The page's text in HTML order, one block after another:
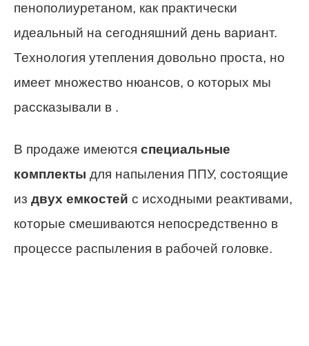
пенополиуретаном, как практически
идеальный на сегодняшний день вариант.
Технология утепления довольно проста, но
имеет множество нюансов, о которых мы
рассказывали в .
В продаже имеются специальные
комплекты для напыления ППУ, состоящие
из двух емкостей с исходными реактивами,
которые смешиваются непосредственно в
процессе распыления в рабочей головке.